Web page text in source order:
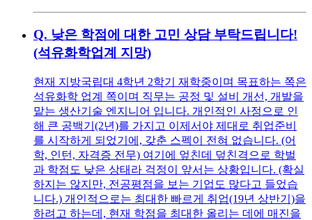
Q. 낮은 학점에 대한 고민 상담 부탁드립니다!
(석유화학업계 지망)
현재 지방국립대 4학년 2학기 재학중이며 목표하는 쪽은
석유화학 업계 쪽이며 직무는 공정 및 설비 개선, 개발을
맡는 생산기술 엔지니어 입니다. 개인적인 사정으로 인
해 큰 공백기(2년)를 가지고 이제서야 제대로 취업준비
를 시작하게 되었기에, 갖춘 스펙이 전혀 없습니다. (어
학, 인턴, 자격증 전무) 여기에 엎친데 덮친격으로 학벌
과 학점도 낮은 상태라 걱정이 앞서는 상황입니다. (확실
하지는 않지만, 전공평점을 보는 기업도 많다고 들었습
니다.) 개인적으로는 최대한 빠르게 취업(19년 상반기)을
하려고 하는데, 현재 학점을 최대한 올리는 데에 매진을